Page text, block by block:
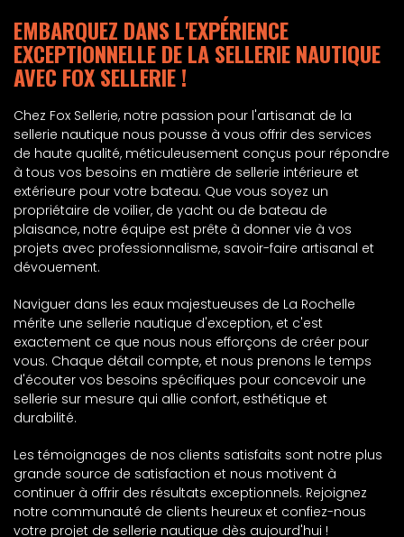
EMBARQUEZ DANS L'EXPÉRIENCE
EXCEPTIONNELLE DE LA SELLERIE NAUTIQUE
AVEC FOX SELLERIE !
Chez Fox Sellerie, notre passion pour l'artisanat de la
sellerie nautique nous pousse à vous offrir des services
de haute qualité, méticuleusement conçus pour répondre
à tous vos besoins en matière de sellerie intérieure et
extérieure pour votre bateau. Que vous soyez un
propriétaire de voilier, de yacht ou de bateau de
plaisance, notre équipe est prête à donner vie à vos
projets avec professionnalisme, savoir-faire artisanal et
dévouement.
Naviguer dans les eaux majestueuses de La Rochelle
mérite une sellerie nautique d'exception, et c'est
exactement ce que nous nous efforçons de créer pour
vous. Chaque détail compte, et nous prenons le temps
d'écouter vos besoins spécifiques pour concevoir une
sellerie sur mesure qui allie confort, esthétique et
durabilité.
Les témoignages de nos clients satisfaits sont notre plus
grande source de satisfaction et nous motivent à
continuer à offrir des résultats exceptionnels. Rejoignez
notre communauté de clients heureux et confiez-nous
votre projet de sellerie nautique dès aujourd'hui !